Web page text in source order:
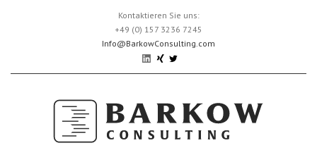
Kontaktieren Sie uns:
+49 (0) 157 3236 7245
Info@BarkowConsulting.com